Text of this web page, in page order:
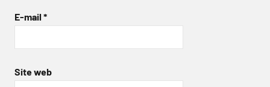
E-mail *
Site web